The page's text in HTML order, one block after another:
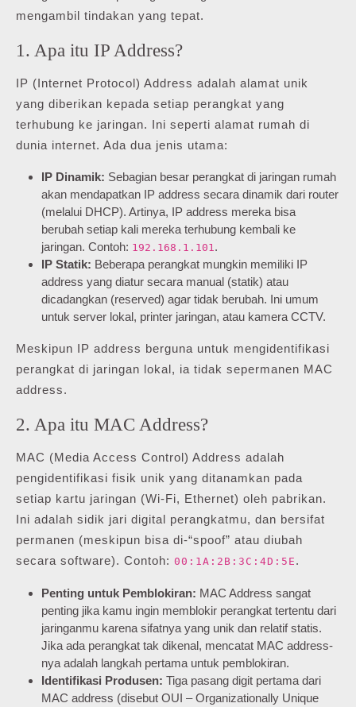
mengambil tindakan yang tepat.
1. Apa itu IP Address?
IP (Internet Protocol) Address adalah alamat unik
yang diberikan kepada setiap perangkat yang
terhubung ke jaringan. Ini seperti alamat rumah di
dunia internet. Ada dua jenis utama:
IP Dinamik: Sebagian besar perangkat di jaringan rumah
akan mendapatkan IP address secara dinamik dari router
(melalui DHCP). Artinya, IP address mereka bisa
berubah setiap kali mereka terhubung kembali ke
jaringan. Contoh: 192.168.1.101 .
IP Statik: Beberapa perangkat mungkin memiliki IP
address yang diatur secara manual (statik) atau
dicadangkan (reserved) agar tidak berubah. Ini umum
untuk server lokal, printer jaringan, atau kamera CCTV.
Meskipun IP address berguna untuk mengidentifikasi
perangkat di jaringan lokal, ia tidak sepermanen MAC
address.
2. Apa itu MAC Address?
MAC (Media Access Control) Address adalah
pengidentifikasi fisik unik yang ditanamkan pada
setiap kartu jaringan (Wi-Fi, Ethernet) oleh pabrikan.
Ini adalah sidik jari digital perangkatmu, dan bersifat
permanen (meskipun bisa di-“spoof” atau diubah
secara software). Contoh: 00:1A:2B:3C:4D:5E .
Penting untuk Pemblokiran: MAC Address sangat
penting jika kamu ingin memblokir perangkat tertentu dari
jaringanmu karena sifatnya yang unik dan relatif statis.
Jika ada perangkat tak dikenal, mencatat MAC address-
nya adalah langkah pertama untuk pemblokiran.
Identifikasi Produsen: Tiga pasang digit pertama dari
MAC address (disebut OUI – Organizationally Unique